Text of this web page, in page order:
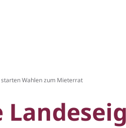
Wahlen zum Mieterrat